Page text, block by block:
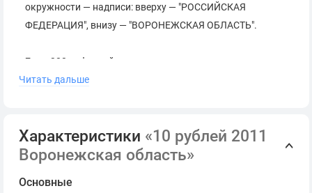
окружности — надписи: вверху — "РОССИЙСКАЯ
ФЕДЕРАЦИЯ", внизу — "ВОРОНЕЖСКАЯ ОБЛАСТЬ".
Гурт: 300 рифлений и повторяющаяся дважды
разделённая звёздами надпись "⭐ ДЕСЯТЬ РУБЛЕЙ ⭐".
Читать дальше
Характеристики «10 рублей 2011
Воронежская область»
Основные